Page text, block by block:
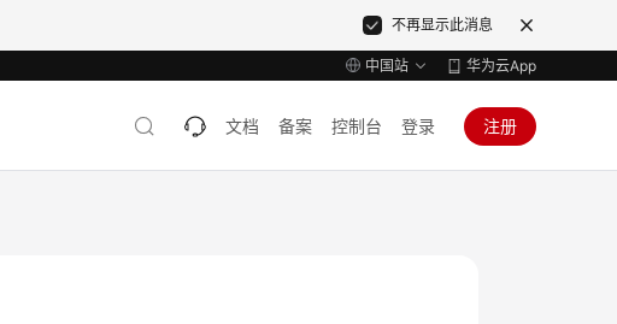
不再显示此消息
中国站 华为云App
文档 备案 控制台 登录 注册